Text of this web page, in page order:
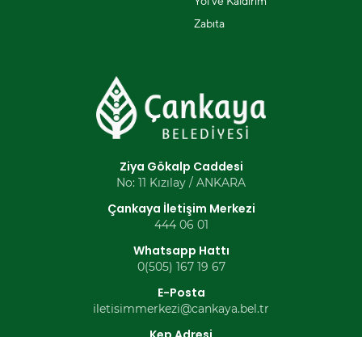
Zabıta
Ziya Gökalp Caddesi
No: 11 Kızılay / ANKARA
Çankaya İletişim Merkezi
444 06 01
Whatsapp Hattı
0(505) 167 19 67
E-Posta
iletisimmerkezi@cankaya.bel.tr